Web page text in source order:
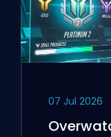
07 Jul 2026